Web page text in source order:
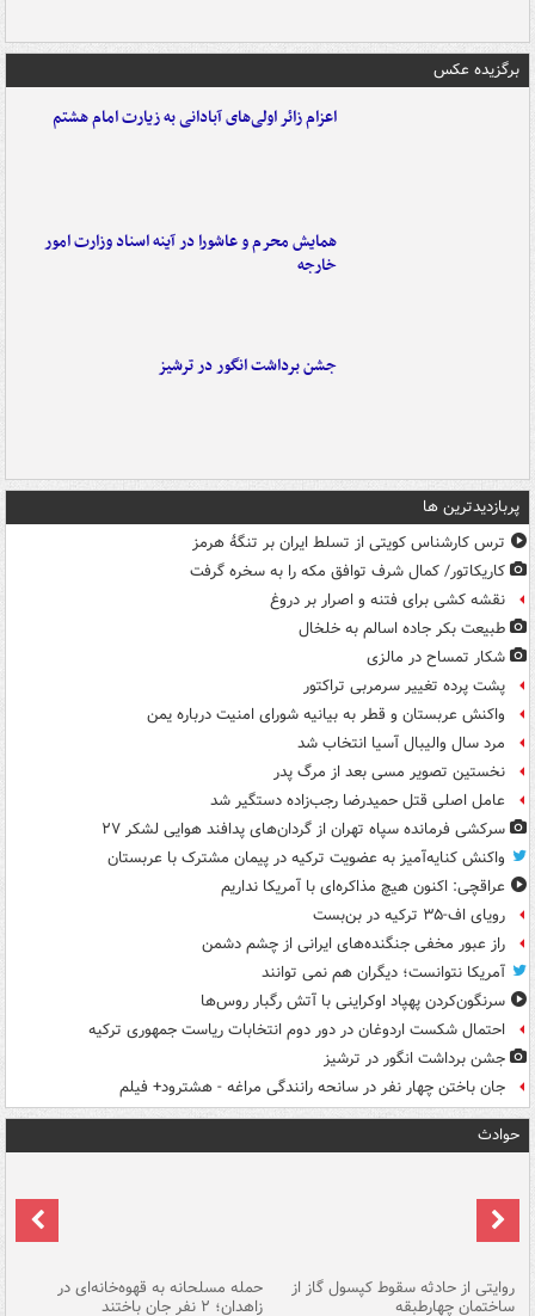
برگزیده عکس
اعزام زائر اولی‌های آبادانی به زیارت امام هشتم
همایش محرم و عاشورا در آینه اسناد وزارت امور
خارجه
جشن برداشت انگور در ترشیز
پربازدیدترین ها
ترس کارشناس کویتی از تسلط ایران بر تنگۀ هرمز
کاریکاتور/ کمال شرف توافق مکه را به سخره گرفت
نقشه کشی برای فتنه و اصرار بر دروغ
طبیعت بکر جاده اسالم به خلخال
شکار تمساح در مالزی
پشت پرده تغییر سرمربی تراکتور
واکنش عربستان و قطر به بیانیه شورای امنیت درباره یمن
مرد سال والیبال آسیا انتخاب شد
نخستین تصویر مسی بعد از مرگ پدر
عامل اصلی قتل حمیدرضا رجب‌زاده دستگیر شد
سرکشی فرمانده سپاه تهران از گردان‌های پدافند هوایی لشکر ۲۷
واکنش کنایه‌آمیز به عضویت ترکیه در پیمان مشترک با عربستان
عراقچی: اکنون هیچ مذاکره‌ای با آمریکا نداریم
رویای اف-۳۵ ترکیه در بن‌بست
راز عبور مخفی جنگنده‌های ایرانی از چشم دشمن
آمریکا نتوانست؛ دیگران هم نمی توانند
سرنگون‌کردن پهپاد اوکراینی با آتش رگبار روس‌ها
احتمال شکست اردوغان در دور دوم انتخابات ریاست جمهوری ترکیه
جشن برداشت انگور در ترشیز
جان باختن چهار نفر در سانحه رانندگی مراغه - هشترود+ فیلم
حوادث
روایتی از حادثه سقوط کپسول گاز از
ساختمان چهارطبقه
حمله مسلحانه به قهوه‌خانه‌ای در
زاهدان؛ ۲ نفر جان باختند